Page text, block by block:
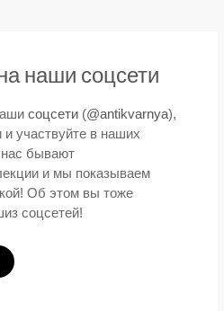
наши соцсети
соцсети(@antikvarnya),
участвуйте в наших
бывают
и мы показываем
Об этом вы тоже
соцсетей!